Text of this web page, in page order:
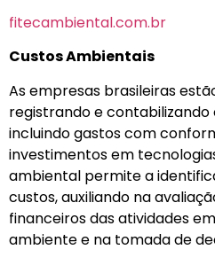
fitecambiental.com.br
Custos Ambientais
As empresas brasileiras
registrando e contabilizando
incluindo gastos com
investimentos em
ambiental permite a
custos, auxiliando na
financeiros das atividades
ambiente e na tomada de